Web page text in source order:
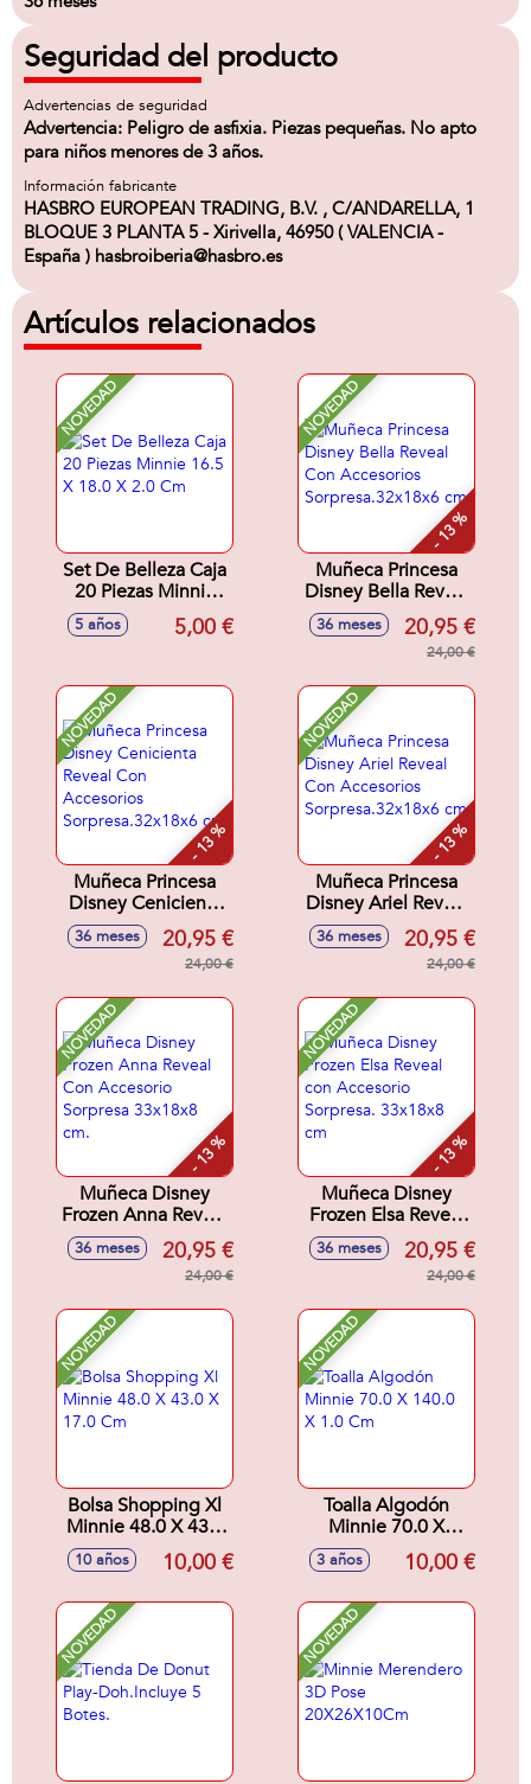
Seguridad del producto
Advertencias de seguridad
Advertencia: Peligro de asfixia. Piezas pequeñas. No apto
para niños menores de 3 años.
Información fabricante
HASBRO EUROPEAN TRADING, B.V. , C/ANDARELLA, 1
BLOQUE 3 PLANTA 5 - Xirivella, 46950 ( VALENCIA -
España ) hasbroiberia@hasbro.es
Artículos relacionados
NOVEDAD
Set De Belleza Caja
20 Piezas Minnie
16.5 X 18.0 X 2.0
5 años 5,00 €
NOVEDAD
- 13 %
Muñeca Princesa
Disney Bella Reveal
Con Accesorios
Sorpresa.32x18x6
36 meses 20,95 €
24,00 €
NOVEDAD
- 13 %
Muñeca Princesa
Disney Cenicienta
Reveal Con
Accesorios
Sorpresa.32x18x6
36 meses 20,95 €
24,00 €
NOVEDAD
- 13 %
Muñeca Princesa
Disney Ariel Reveal
Con Accesorios
Sorpresa.32x18x6
36 meses 20,95 €
24,00 €
NOVEDAD
- 13 %
Muñeca Disney
Frozen Anna Reveal
Con Accesorio
Sorpresa 33x18x8
36 meses 20,95 €
24,00 €
NOVEDAD
- 13 %
Muñeca Disney
Frozen Elsa Reveal
con Accesorio
Sorpresa. 33x18x8
36 meses 20,95 €
24,00 €
NOVEDAD
Bolsa Shopping Xl
Minnie 48.0 X 43.0
X 17.0 Cm
10 años 10,00 €
NOVEDAD
Toalla Algodón
Minnie 70.0 X
140.0 X 1.0 Cm
3 años 10,00 €
NOVEDAD NOVEDAD